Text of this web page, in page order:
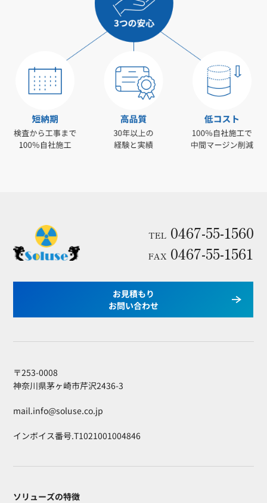
TEL 0467-55-1560
FAX 0467-55-1561
お見積もり
お問い合わせ
〒253-0008
神奈川県茅ヶ崎市芹沢2436-3
mail.info@soluse.co.jp
インボイス番号.T1021001004846
ソリューズの特徴